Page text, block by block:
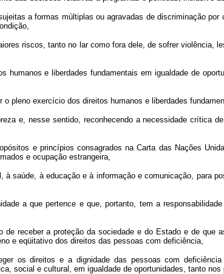
a formas múltiplas ou agravadas de discriminação
riscos, tanto no lar como fora dele, de sofrer violência,
e liberdades fundamentais em igualdade de
pleno exercício dos direitos humanos e liberdades
e, nesse sentido, reconhecendo a necessidade crítica
e princípios consagrados na Carta das Nações
e ocupação estrangeira,
saúde, à educação e à informação e comunicação, para
a que pertence e que, portanto, tem a
receber a proteção da sociedade e do Estado e de que
e eqüitativo dos direitos das pessoas com deficiência,
os direitos e a dignidade das pessoas com
social e cultural, em igualdade de oportunidades, tanto